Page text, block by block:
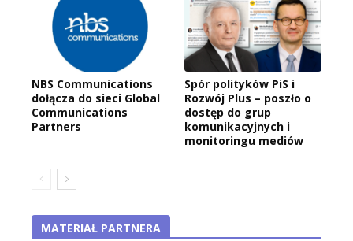
NBS Communications
dołącza do sieci Global
Communications
Partners
Spór polityków PiS i
Rozwój Plus – poszło o
dostęp do grup
komunikacyjnych i
monitoringu mediów
MATERIAŁ PARTNERA